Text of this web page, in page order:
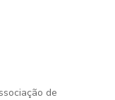
de